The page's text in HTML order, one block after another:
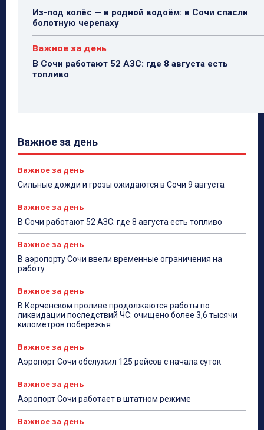
Из-под колёс — в родной водоём: в Сочи спасли
болотную черепаху
Важное за день
В Сочи работают 52 АЗС: где 8 августа есть
топливо
Важное за день
Важное за день
Сильные дожди и грозы ожидаются в Сочи 9 августа
Важное за день
В Сочи работают 52 АЗС: где 8 августа есть топливо
Важное за день
В аэропорту Сочи ввели временные ограничения на
работу
Важное за день
В Керченском проливе продолжаются работы по
ликвидации последствий ЧС: очищено более 3,6 тысячи
километров побережья
Важное за день
Аэропорт Сочи обслужил 125 рейсов с начала суток
Важное за день
Аэропорт Сочи работает в штатном режиме
Важное за день